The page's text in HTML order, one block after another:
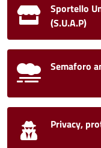
Sportello
(S.U.A.P)
Semaforo
Privacy,